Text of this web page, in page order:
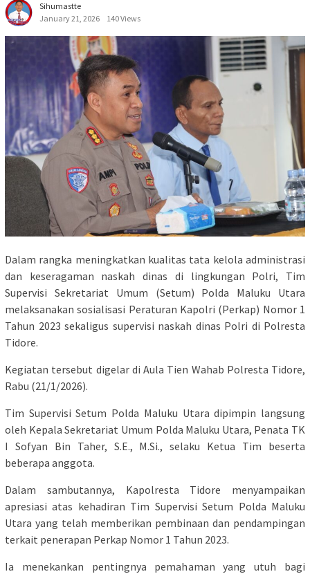
Sihumastte
January 21, 2026
140 Views
Dalam rangka meningkatkan kualitas tata kelola administrasi
dan keseragaman naskah dinas di lingkungan Polri, Tim
Supervisi Sekretariat Umum (Setum) Polda Maluku Utara
melaksanakan sosialisasi Peraturan Kapolri (Perkap) Nomor 1
Tahun 2023 sekaligus supervisi naskah dinas Polri di Polresta
Tidore.
Kegiatan tersebut digelar di Aula Tien Wahab Polresta Tidore,
Rabu (21/1/2026).
Tim Supervisi Setum Polda Maluku Utara dipimpin langsung
oleh Kepala Sekretariat Umum Polda Maluku Utara, Penata TK
I Sofyan Bin Taher, S.E., M.Si., selaku Ketua Tim beserta
beberapa anggota.
Dalam sambutannya, Kapolresta Tidore menyampaikan
apresiasi atas kehadiran Tim Supervisi Setum Polda Maluku
Utara yang telah memberikan pembinaan dan pendampingan
terkait penerapan Perkap Nomor 1 Tahun 2023.
Ia menekankan pentingnya pemahaman yang utuh bagi